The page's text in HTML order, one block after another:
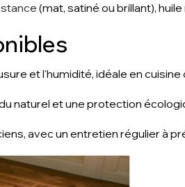
(mat, satiné ou brillant),
et l'humidité, idéale en
naturel et une protection
avec un entretien régulier à